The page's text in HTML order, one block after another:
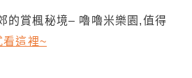
的賞楓秘境– 嚕嚕米樂園,值得
看這裡~